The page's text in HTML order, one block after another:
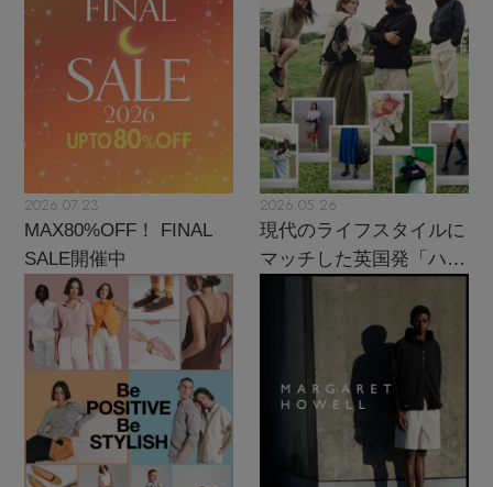
2026.07.23
MAX80%OFF！ FINAL
SALE開催中
2026.05.26
現代のライフスタイルに
マッチした英国発「ハン
ター」に注目